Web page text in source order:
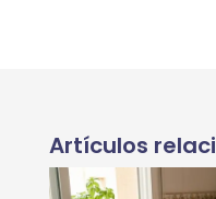
Artículos